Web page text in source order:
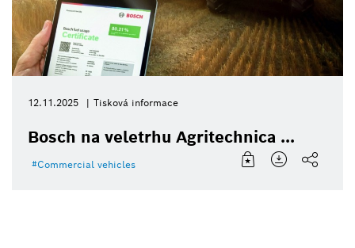
12.11.2025 Tisková informace
Bosch na veletrhu Agritechnica ...
Commercial vehicles